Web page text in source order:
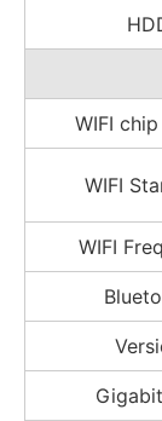
WIFI
WIFI
WIFI